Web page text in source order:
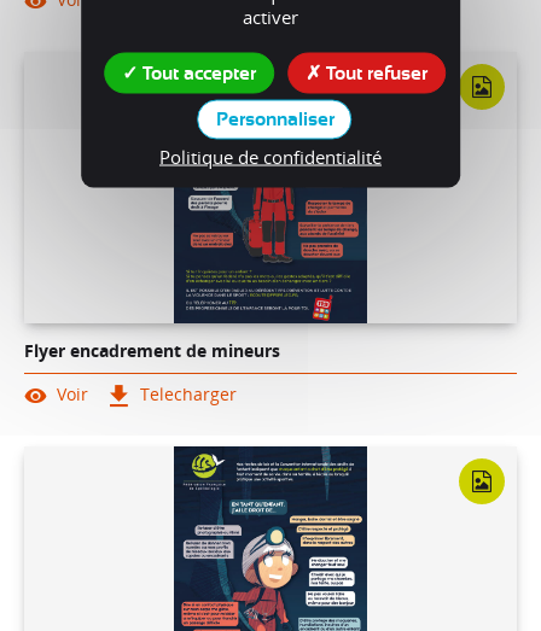
Flyer encadrement de mineurs
Voir
Telecharger
activer
Tout accepter Tout refuser
Personnaliser
Politique de confidentialité